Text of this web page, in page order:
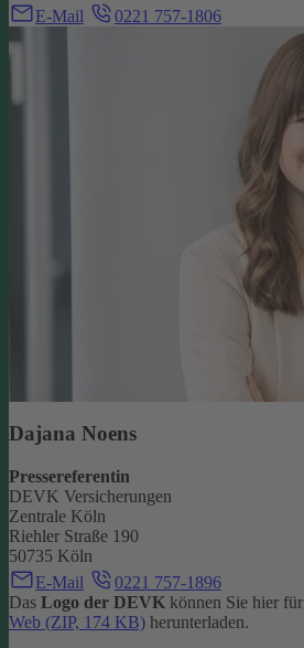
E-Mail
0221 757-1806
Dajana Noens
Pressereferentin
DEVK Versicherungen
Zentrale Köln
Riehler Straße 190
50735 Köln
E-Mail
0221 757-1896
Das Logo der DEVK können Sie hier für
Web (ZIP, 174 KB) herunterladen.